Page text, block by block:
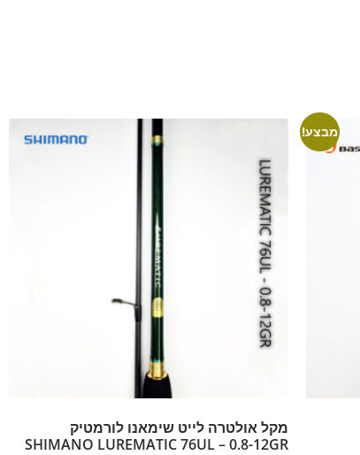
מבצע!
מקל אולטרה לייט שימאנו לורמטיק
SHIMANO LUREMATIC 76UL – 0.8-12GR